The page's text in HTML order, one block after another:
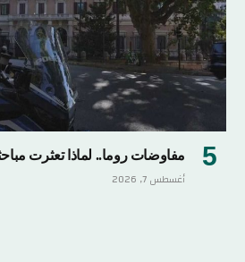
مفاوضات روما.. لماذا تعثرت
أغسطس 7, 2026